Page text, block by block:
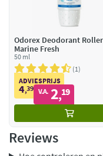
Odorex Deodorant Roller
Marine Fresh
50 ml
1
ADVIESPRIJS
4,39 V.A. 2,19
Reviews